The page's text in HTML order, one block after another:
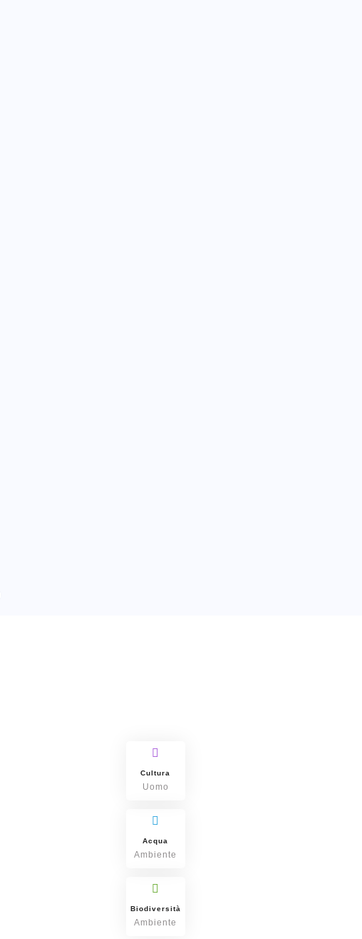
Cultura
Uomo
Acqua
Ambiente
Biodiversità
Ambiente